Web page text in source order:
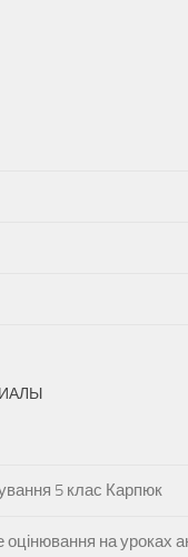
5 клас Карпюк
на уроках